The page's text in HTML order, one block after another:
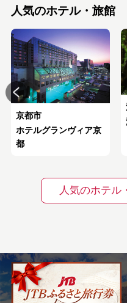
人気のホテル・旅館
京都市
ホテルグランヴィア京
都
人気のホテル